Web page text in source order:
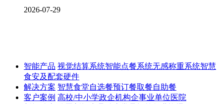
2026-07-29
智能产品 视觉结算系统智能点餐系统无感称重系统智慧
食安及配套硬件
解决方案 智慧食堂自选餐预订餐取餐自助餐
客户案例 高校/中小学政企机构企事业单位医院